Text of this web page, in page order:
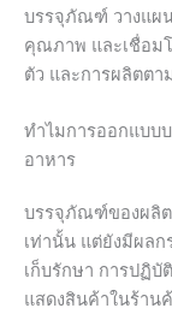
บรรจุภัณฑ์ วางแผ
คุณภาพ และเชื่อม
ตัว และการผลิตต
ทำไมการออกแบ
อาหาร
บรรจุภัณฑ์ของผลิ
เท่านั้น แต่ยังมีผล
เก็บรักษา การปฏิ
แสดงสินค้าในร้าน